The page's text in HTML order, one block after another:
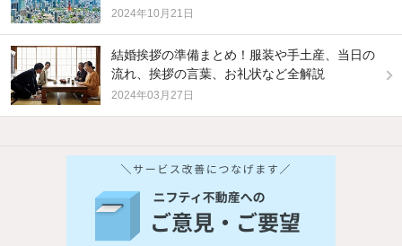
2024年10月21日
結婚挨拶の準備まとめ！服装や手土産、当日の
流れ、挨拶の言葉、お礼状など全解説
2024年03月27日
他の人はこんな条件で絞り込んでいます！
バス・トイレ別 2階以上
新着物件メール通知
検索中の条件の新着物件情報をいち早く